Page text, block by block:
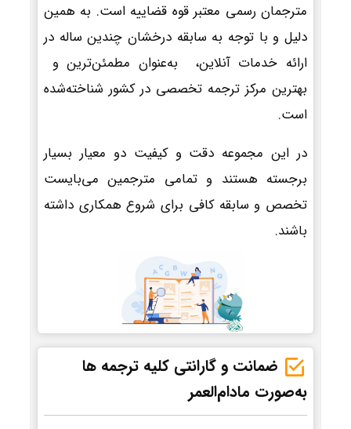
مترجمان رسمی معتبر قوه قضاییه است. به همین
دلیل و با توجه به سابقه درخشان چندین ساله در
ارائه خدمات آنلاین، به‌عنوان مطمئن‌ترین و
بهترین مرکز ترجمه تخصصی در کشور شناخته‌شده
است.
در این مجموعه دقت و کیفیت دو معیار بسیار
برجسته هستند و تمامی مترجمین می‌بایست
تخصص و سابقه کافی برای شروع همکاری داشته
باشند.
ضمانت و گارانتی کلیه ترجمه ها
به‌صورت مادام‌العمر